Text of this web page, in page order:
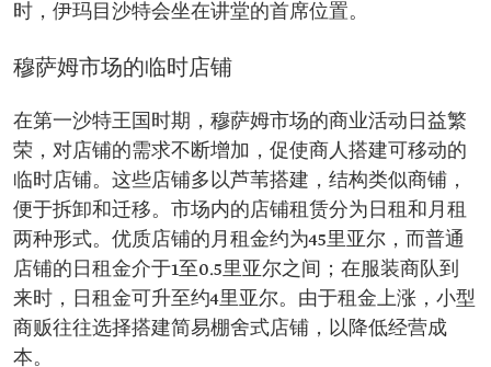
时，伊玛目沙特会坐在讲堂的首席位置。
穆萨姆市场的临时店铺
在第一沙特王国时期，穆萨姆市场的商业活动日益繁
荣，对店铺的需求不断增加，促使商人搭建可移动的
临时店铺。这些店铺多以芦苇搭建，结构类似商铺，
便于拆卸和迁移。市场内的店铺租赁分为日租和月租
两种形式。优质店铺的月租金约为45里亚尔，而普通
店铺的日租金介于1至0.5里亚尔之间；在服装商队到
来时，日租金可升至约4里亚尔。由于租金上涨，小型
商贩往往选择搭建简易棚舍式店铺，以降低经营成
本。